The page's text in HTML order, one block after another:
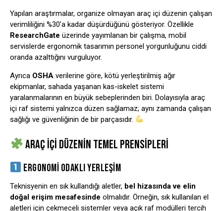
Yapılan araştırmalar, organize olmayan araç içi düzenin çalışan
verimliliğini %30’a kadar düşürdüğünü gösteriyor. Özellikle
ResearchGate üzerinde yayımlanan bir çalışma, mobil
servislerde ergonomik tasarımın personel yorgunluğunu ciddi
oranda azalttığını vurguluyor.
Ayrıca OSHA verilerine göre, kötü yerleştirilmiş ağır
ekipmanlar, sahada yaşanan kas-iskelet sistemi
yaralanmalarının en büyük sebeplerinden biri. Dolayısıyla araç
içi raf sistemi yalnızca düzen sağlamaz; aynı zamanda çalışan
sağlığı ve güvenliğinin de bir parçasıdır.
ARAÇ İÇI DÜZENIN TEMEL PRENSIPLERI
ERGONOMI ODAKLI YERLEŞIM
Teknisyenin en sık kullandığı aletler, bel hizasında ve elin
doğal erişim mesafesinde olmalıdır. Örneğin, sık kullanılan el
aletleri için çekmeceli sistemler veya açık raf modülleri tercih